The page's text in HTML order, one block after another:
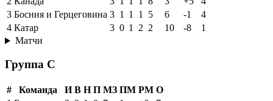
3 Босния и Герцеговина 3 1 1 1 5 6 -1
4
4 Катар 3 0 1 2 2 10 -8
1
Матчи
Группа C
# Команда И В Н П МЗ ПМ РМ О